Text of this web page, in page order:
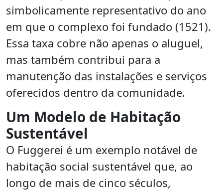
simbolicamente representativo do ano
em que o complexo foi fundado (1521).
Essa taxa cobre não apenas o aluguel,
mas também contribui para a
manutenção das instalações e serviços
oferecidos dentro da comunidade.
Um Modelo de Habitação
Sustentável
O Fuggerei é um exemplo notável de
habitação social sustentável que, ao
longo de mais de cinco séculos,